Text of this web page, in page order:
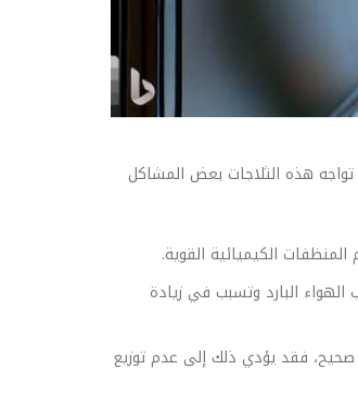
هذه الثلاجات بعض المشاكل
الكيميائية القوية.
البارد وتسبب في زيادة
صحيح، فقد يؤدي ذلك إلى عدم توزيع